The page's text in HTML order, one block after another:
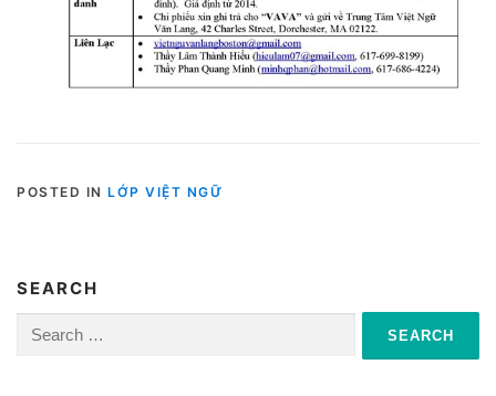
POSTED IN LỚP VIỆT NGỮ
SEARCH
for: